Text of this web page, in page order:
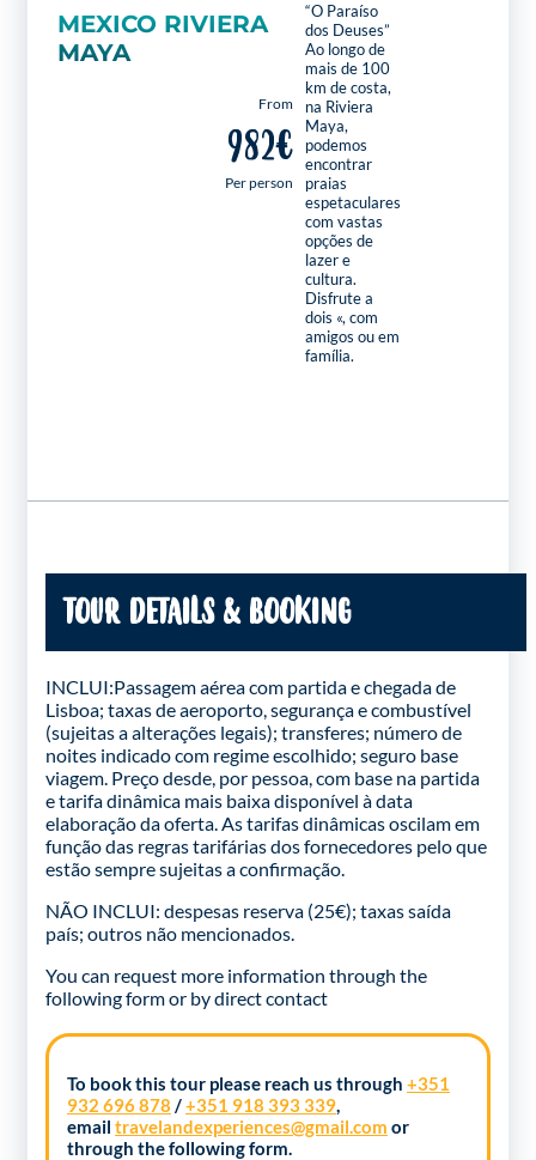
MEXICO RIVIERA
MAYA
From
982€
Per person
“O Paraíso
dos Deuses”
Ao longo de
mais de 100
km de costa,
na Riviera
Maya,
podemos
encontrar
praias
espetaculares
com vastas
opções de
lazer e
cultura.
Disfrute a
dois «, com
amigos ou em
família.
TOUR DETAILS & BOOKING
INCLUI:Passagem aérea com partida e chegada de
Lisboa; taxas de aeroporto, segurança e combustível
(sujeitas a alterações legais); transferes; número de
noites indicado com regime escolhido; seguro base
viagem. Preço desde, por pessoa, com base na partida
e tarifa dinâmica mais baixa disponível à data
elaboração da oferta. As tarifas dinâmicas oscilam em
função das regras tarifárias dos fornecedores pelo que
estão sempre sujeitas a confirmação.
NÃO INCLUI: despesas reserva (25€); taxas saída
país; outros não mencionados.
You can request more information through the
following formor by direct contact
To book this tour please reach us through +351
932 696 878 /+351 918 393 339,
email travelandexperiences@gmail.com or
through the following form.